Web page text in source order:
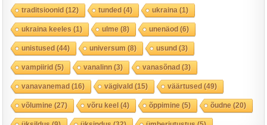
traditsioonid(12) tunded(4) ukraina (1)
ukraina keeles (1) ulme (8) unenäod(6)
unistused(44) universum (8) usund(3)
vampiirid(5) vanalinn(3) vanasõnad(3)
vanavanemad(16) vägivald(15) väärtused(49)
võlumine (27) võru keel(4) õppimine (5) õudne (20)